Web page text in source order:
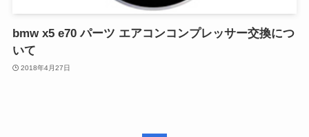
bmw x5 e70 パーツ エアコンコンプレッサー交換につ
いて
2018年4月27日